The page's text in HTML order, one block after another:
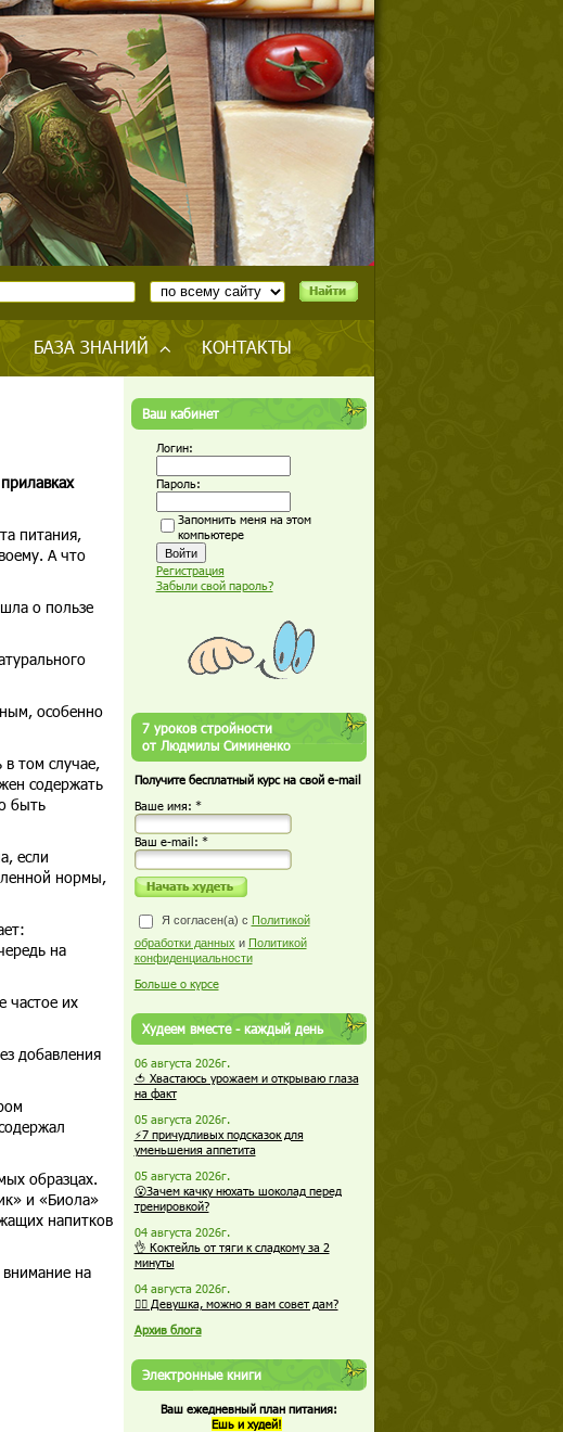
БАЗА ЗНАНИЙ КОНТАКТЫ
питания,
А что
о пользе
особенно
том случае,
содержать
быть
если
нормы,
на
частое их
добавления
образцах.
и «Биола»
напитков
на
Ваш кабинет
Логин:
Пароль:
Запомнить меня на этом
компьютере
Регистрация
Забыли свой пароль?
7 уроков стройности
от Людмилы Симиненко
Получите бесплатный курс на свой e-mail
Ваше имя: *
Ваш е-mail: *
Я согласен(а) с Политикой
обработки данных и Политикой
конфиденциальности
Больше о курсе
Худеем вместе - каждый день
06 августа 2026г.
🍅 Хвастаюсь урожаем и открываю глаза
на факт
05 августа 2026г.
⚡7 причудливых подсказок для
уменьшения аппетита
05 августа 2026г.
😮Зачем качку нюхать шоколад перед
тренировкой?
04 августа 2026г.
👌 Коктейль от тяги к сладкому за 2
минуты
04 августа 2026г.
🏋️‍♀️ Девушка, можно я вам совет дам?
Архив блога
Электронные книги
Ваш ежедневный план питания:
Ешь и худей!